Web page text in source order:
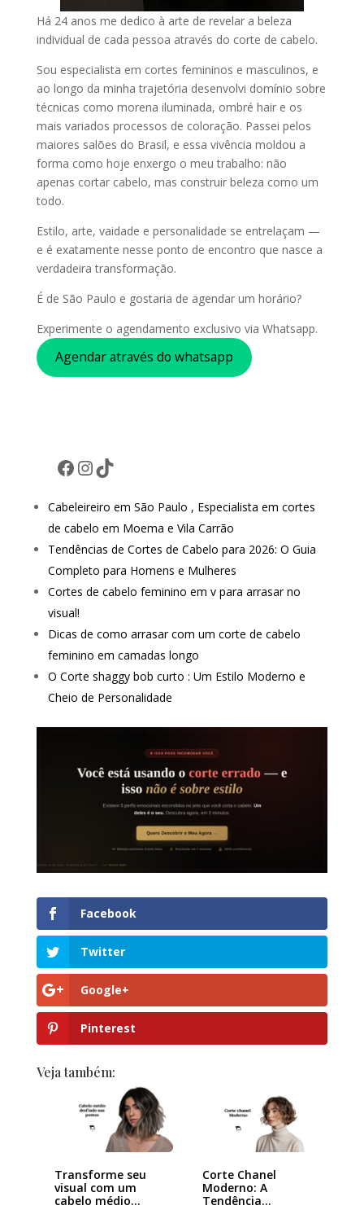
Há 24 anos me dedico à arte de revelar a beleza
individual de cada pessoa através do corte de cabelo.
Sou especialista em cortes femininos e masculinos, e
ao longo da minha trajetória desenvolvi domínio sobre
técnicas como morena iluminada, ombré hair e os
mais variados processos de coloração. Passei pelos
maiores salões do Brasil, e essa vivência moldou a
forma como hoje enxergo o meu trabalho: não
apenas cortar cabelo, mas construir beleza como um
todo.
Estilo, arte, vaidade e personalidade se entrelaçam —
e é exatamente nesse ponto de encontro que nasce a
verdadeira transformação.
É de São Paulo e gostaria de agendar um horário?
Experimente o agendamento exclusivo via Whatsapp.
Agendar através do whatsapp
Facebook
Instagram
TikTok
Cabeleireiro em São Paulo , Especialista em cortes
de cabelo em Moema e Vila Carrão
Tendências de Cortes de Cabelo para 2026: O Guia
Completo para Homens e Mulheres
Cortes de cabelo feminino em v para arrasar no
visual!
Dicas de como arrasar com um corte de cabelo
feminino em camadas longo
O Corte shaggy bob curto : Um Estilo Moderno e
Cheio de Personalidade
Facebook
Twitter
Google+
Pinterest
Veja também:
Transforme seu
visual com um
cabelo médio
Corte Chanel
Moderno: A
Tendência